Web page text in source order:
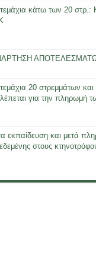
κάτω των 20 στρ.:
20 στρεμμάτων και
για την πληρωμή
εκπαίδευση και μετά
στους